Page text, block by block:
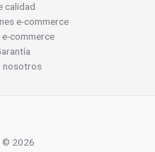
calidad
e-commerce
commerce
nosotros
© 2026